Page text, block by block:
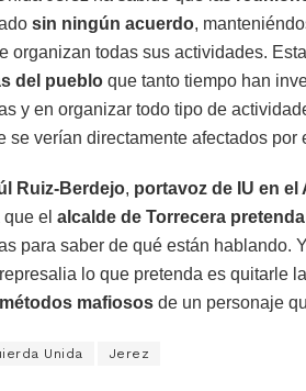
sin ningún acuerdo,
organizan todas sus actividades.
del pueblo que tanto tiempo han
y en organizar todo tipo de
se verían directamente afectados por
Ruiz-Berdejo, portavoz de IU en
el alcalde de Torrecera
para saber de qué están hablando.
lo que pretenda es quitarle
métodos mafiosos de un personaje
Unida Jerez